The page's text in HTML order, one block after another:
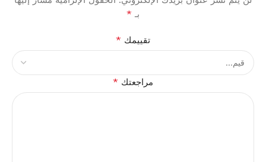
بـ *
تقييمك *
مراجعتك *